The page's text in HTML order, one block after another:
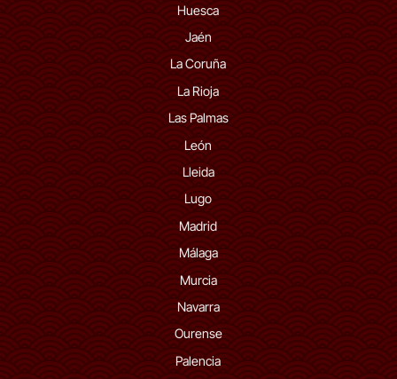
Huesca
Jaén
La Coruña
La Rioja
Las Palmas
León
Lleida
Lugo
Madrid
Málaga
Murcia
Navarra
Ourense
Palencia